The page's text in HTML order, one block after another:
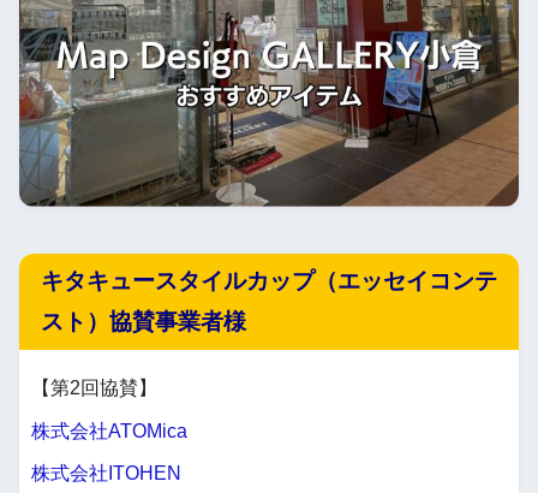
キタキュースタイルカップ（エッセイコンテ
スト）協賛事業者様
【第2回協賛】
株式会社ATOMica
株式会社ITOHEN